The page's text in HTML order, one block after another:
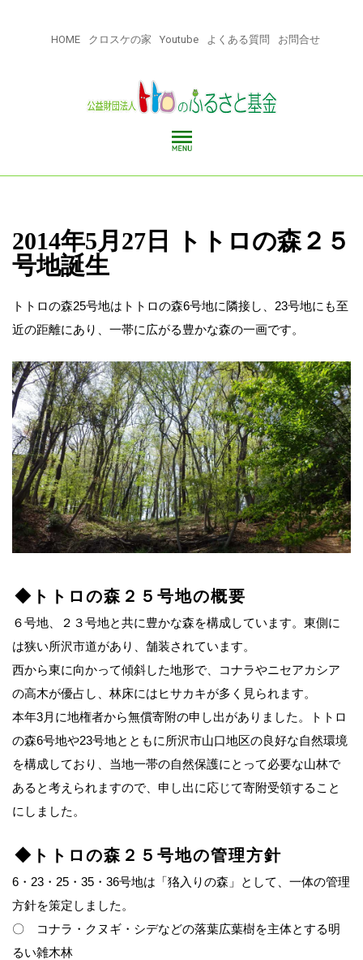
お問合せ
よくある質問
Youtube
クロスケの家
HOME
2014年5月27日 トトロの森２５
号地誕生
トトロの森25号地はトトロの森6号地に隣接し、23号地にも至
近の距離にあり、一帯に広がる豊かな森の一画です。
◆トトロの森２５号地の概要
６号地、２３号地と共に豊かな森を構成しています。東側に
は狭い所沢市道があり、舗装されています。
西から東に向かって傾斜した地形で、コナラやニセアカシア
の高木が優占し、林床にはヒサカキが多く見られます。
本年3月に地権者から無償寄附の申し出がありました。トトロ
の森6号地や23号地とともに所沢市山口地区の良好な自然環境
を構成しており、当地一帯の自然保護にとって必要な山林で
あると考えられますので、申し出に応じて寄附受領すること
にしました。
◆トトロの森２５号地の管理方針
6・23・25・35・36号地は「狢入りの森」として、一体の管理
方針を策定しました。
〇 コナラ・クヌギ・シデなどの落葉広葉樹を主体とする明
るい雑木林